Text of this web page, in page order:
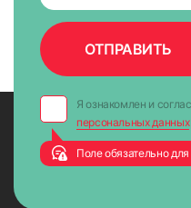
Я ознакомлен и
персональных данных
Поле обязательно